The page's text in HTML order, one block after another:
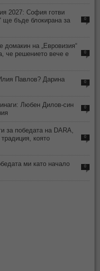
2027: София готви
ще бъде блокирана за
0
на „Евровизия“
че решението вече е
0
Павлов? Дарина
0
Любен Дилов-син
0
за победата на DARA,
която
0
ми като начало
0